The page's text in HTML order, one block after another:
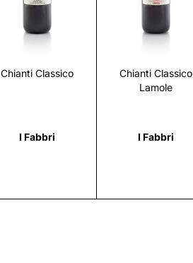
Chianti Classico
I Fabbri
Scopri
Chianti Classico
Lamole
I Fabbri
Scopri